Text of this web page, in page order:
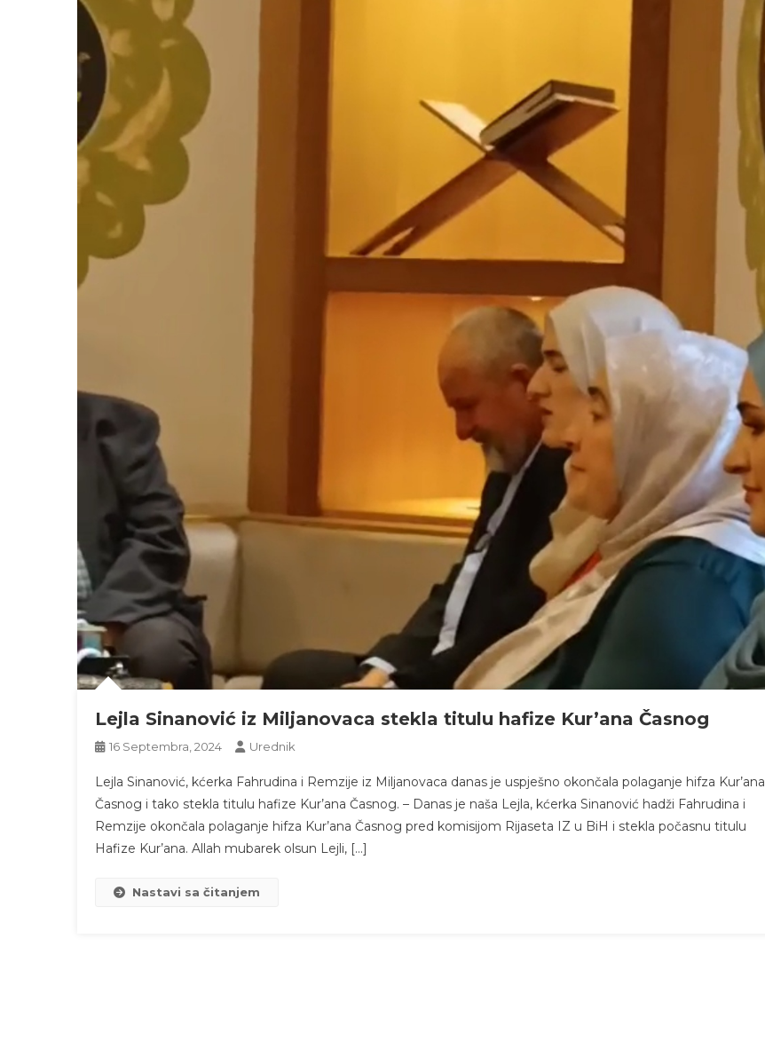
Lejla Sinanović iz Miljanovaca stekla titulu hafize Kur’ana Časnog
16 Septembra, 2024 Urednik
Lejla Sinanović, kćerka Fahrudina i Remzije iz Miljanovaca danas je uspješno okončala polaganje hifza Kur’ana
Časnog i tako stekla titulu hafize Kur’ana Časnog. – Danas je naša Lejla, kćerka Sinanović hadži Fahrudina i
Remzije okončala polaganje hifza Kur’ana Časnog pred komisijom Rijaseta IZ u BiH i stekla počasnu titulu
Hafize Kur’ana. Allah mubarek olsun Lejli, […]
Nastavi sa čitanjem